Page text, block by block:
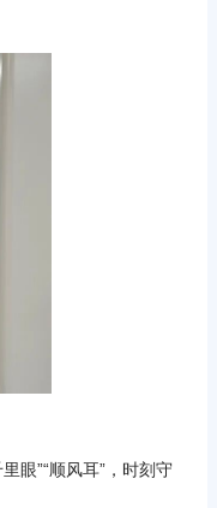
眼”“顺风耳”，时刻守